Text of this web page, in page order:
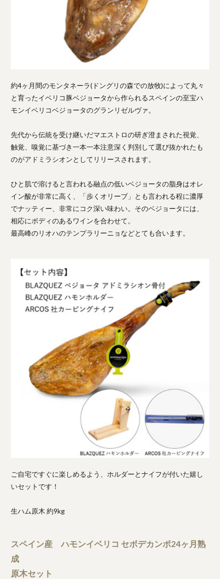
約4ヶ月間のモンタネーラ(ドングリの森での放牧)によって丸々
と育ったイベリコ豚ベジョータから作られるスペインの至宝ハ
モンイベリコベジョータのグランリゼルヴァ。
先代から伝統を受け継いだマエストロの研ぎ澄まされた視覚、
触覚、嗅覚に基づき一本一本注意深く判別して選び抜かれたも
のがアドミラシオンとしてリリースされます。
ひと肌で溶けると言われる融点の低いベジョータの脂身はオレ
イン酸が非常に高く、「歩くオリーブ」とも言われる程に濃厚
でナッティー、非常にコク深い味わい。そのベジョータには、
相応にボディのあるワインを合わせて。
最高峰のリオハのテンプラリーニョなどとても合います。
ご自宅ですぐに楽しめるよう、ホルダーとナイフが付いた嬉し
いセットです！
生ハム原木 約9kg
スペイン産 ハモンイベリコ セボデカンポ24ヶ月熟
成
原木セット